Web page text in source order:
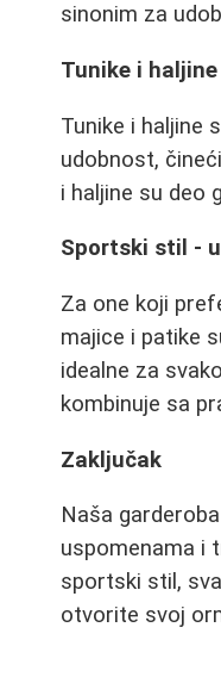
sinonim za
Tunike i
Tunike i haljine
udobnost,
i haljine su deo
Sportski stil -
Za one koji
majice i patike
idealne za
kombinuje sa
Zaključak
Naša
uspomenama i
sportski stil,
otvorite svoj